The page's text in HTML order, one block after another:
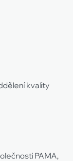
kvality
PAMA,